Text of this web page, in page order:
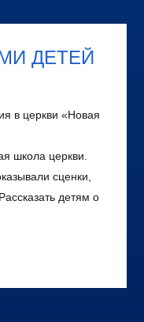
ДЕТЕЙ
в церкви «Новая
школа церкви.
сценки,
детям о